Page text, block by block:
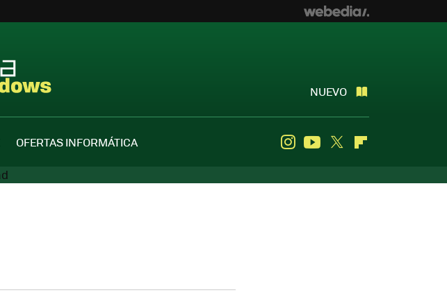
NUEVO
OFERTAS INFORMÁTICA InstagramYoutube
Twitter